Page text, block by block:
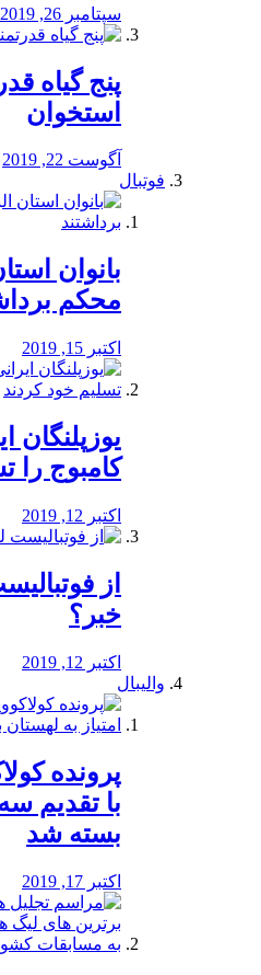
سپتامبر 26, 2019
پنج گیاه
استخوان
آگوست 22, 2019
فوتبال
بانوان
محكم
اکتبر 15, 2019
یوزپلنگان
کامبوج را
اکتبر 12, 2019
از
خبر؟
اکتبر 12, 2019
والیبال
پرونده
با تقدیم
بسته شد
اکتبر 17, 2019